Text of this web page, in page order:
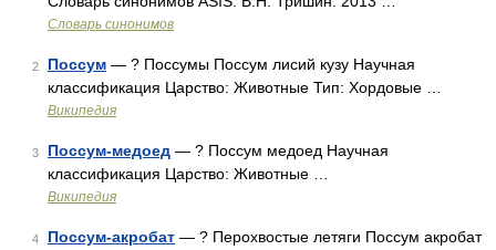
Словарь синонимов
2 Поссум — ? Поссумы Поссум лисий кузу Научная
классификация Царство: Животные Тип: Хордовые …
Википедия
3 Поссум-медоед — ? Поссум медоед Научная
классификация Царство: Животные …
Википедия
4 Поссум-акробат — ? Перохвостые летяги Поссум акробат